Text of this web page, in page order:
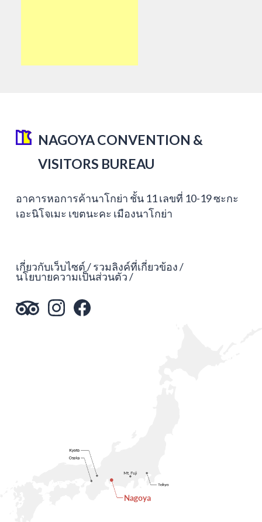
NAGOYA CONVENTION &
VISITORS BUREAU
อาคารหอการค้านาโกย่า ชั้น 11 เลขที่ 10-19 ซะกะ
เอะนิโจเมะ เขตนะคะ เมืองนาโกย่า
เกี่ยวกับเว็บไซต์ รวมลิงค์ที่เกี่ยวข้อง
นโยบายความเป็นส่วนตัว